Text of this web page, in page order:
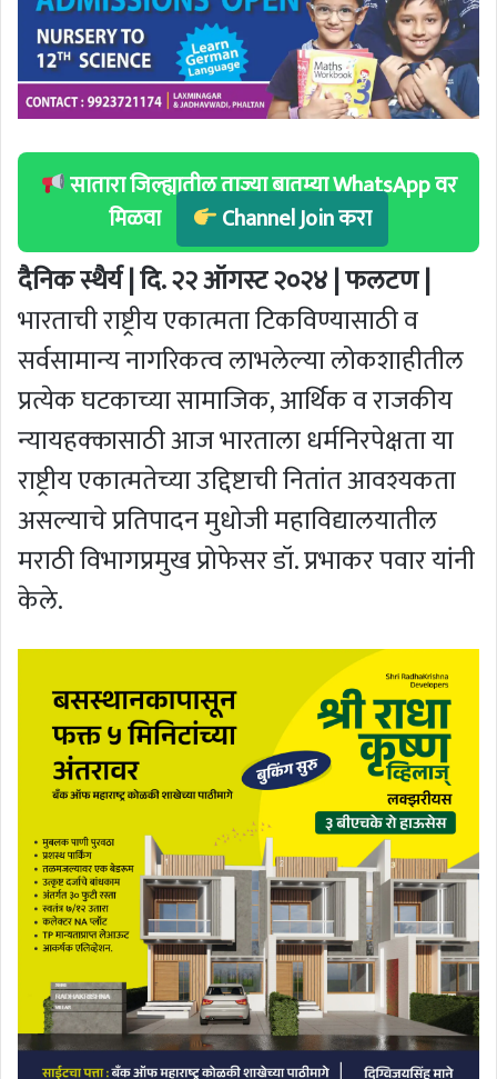
सातारा जिल्ह्यातील ताज्या बातम्या WhatsApp वर
मिळवा
Channel Join करा
दैनिक स्थैर्य | दि. २२ ऑगस्ट २०२४ | फलटण |
भारताची राष्ट्रीय एकात्मता टिकविण्यासाठी व
सर्वसामान्य नागरिकत्व लाभलेल्या लोकशाहीतील
प्रत्येक घटकाच्या सामाजिक, आर्थिक व राजकीय
न्यायहक्कासाठी आज भारताला धर्मनिरपेक्षता या
राष्ट्रीय एकात्मतेच्या उद्दिष्टाची नितांत आवश्यकता
असल्याचे प्रतिपादन मुधोजी महाविद्यालयातील
मराठी विभागप्रमुख प्रोफेसर डॉ. प्रभाकर पवार यांनी
केले.